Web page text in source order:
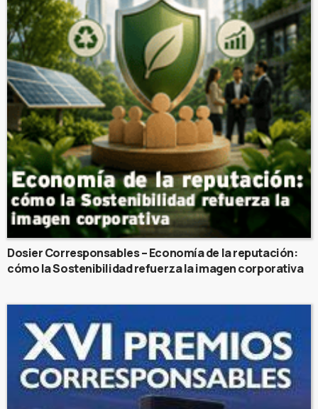
Dosier Corresponsables – Economía de la reputación:
cómo la Sostenibilidad refuerza la imagen corporativa